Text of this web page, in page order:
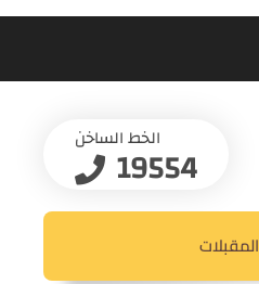
الخط الساخن
19554
المقبلات